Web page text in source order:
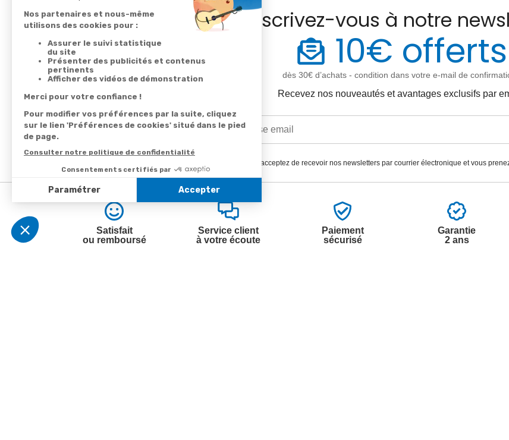
Inscrivez-vous à notre
10€ offerts
dès 30€ d’achats - condition dans votre e-mail de
Recevez nos nouveautés et avantages exclusifs par
En renseignant votre adresse email vous acceptez de recevoir nos newsletters par courrier électronique et vous
Satisfait
ou remboursé
Service client
à votre écoute
Paiement
sécurisé
Garantie
2 ans